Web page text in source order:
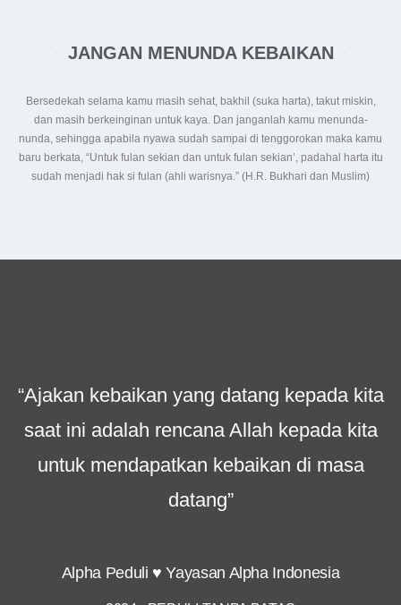
JANGAN MENUNDA KEBAIKAN
Bersedekah selama kamu masih sehat, bakhil (suka harta), takut miskin,
dan masih berkeinginan untuk kaya. Dan janganlah kamu menunda-
nunda, sehingga apabila nyawa sudah sampai di tenggorokan maka kamu
baru berkata, “Untuk fulan sekian dan untuk fulan sekian’, padahal harta itu
sudah menjadi hak si fulan (ahli warisnya.” (H.R. Bukhari dan Muslim)
“Ajakan kebaikan yang datang kepada kita
saat ini adalah rencana Allah kepada kita
untuk mendapatkan kebaikan di masa
datang”
Alpha Peduli ♥ Yayasan Alpha Indonesia